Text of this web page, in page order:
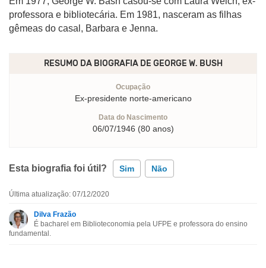
professora e bibliotecária. Em 1981, nasceram as filhas
gêmeas do casal, Barbara e Jenna.
RESUMO DA BIOGRAFIA DE GEORGE W. BUSH
Ocupação
Ex-presidente norte-americano
Data do Nascimento
06/07/1946 (80 anos)
Esta biografia foi útil? Sim Não
Esta biografia não tem a informação que procuro
Última atualização: 07/12/2020
Dilva Frazão
É bacharel em Biblioteconomia pela UFPE e professora do ensino
fundamental.